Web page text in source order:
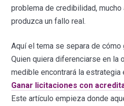
problema de credibilidad,
produzca un fallo real.
Aquí el tema se separa de cómo
Quien quiera diferenciarse en la
medible encontrará la estrategia
Ganar licitaciones con
Este artículo empieza donde